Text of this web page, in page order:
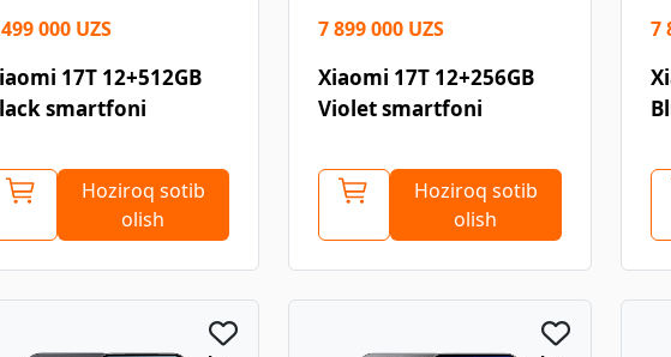
000 UZS
17T 12+512GB
smartfoni
Hoziroq sotib
olish
7 899 000 UZS
Xiaomi 17T 12+256GB
Violet smartfoni
Hoziroq sotib
olish
7